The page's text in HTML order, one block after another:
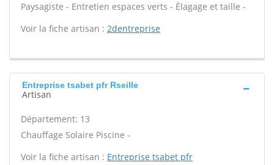
Paysagiste - Entretien espaces verts - Élagage et taille -
Voir la fiche artisan : 2dentreprise
Entreprise tsabet pfr Rseille
Artisan
Département: 13
Chauffage Solaire Piscine -
Voir la fiche artisan : Entreprise tsabet pfr